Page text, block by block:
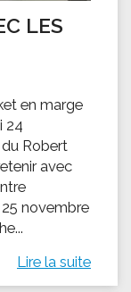
LES
en marge
24
Robert
avec
novembre
Lire la suite